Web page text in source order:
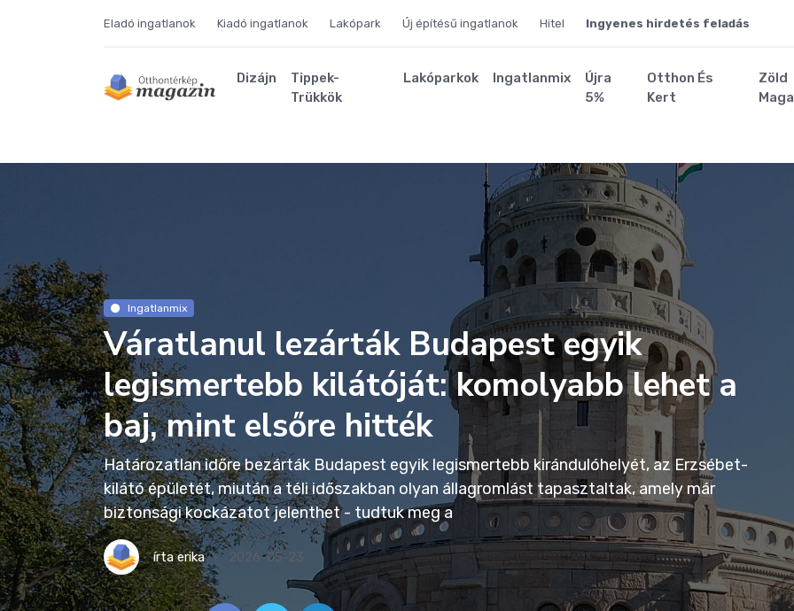
Eladó ingatlanok Kiadó ingatlanok Lakópark Új építésű ingatlanok Hitel Ingyenes hirdetés feladás
Dizájn
Tippek-
Trükkök
Lakóparkok Ingatlanmix
Újra
5%
Otthon És
Kert
Zöld
Ingatlanmix
Váratlanul lezárták Budapest egyik
legismertebb kilátóját: komolyabb lehet a
baj, mint elsőre hitték
Határozatlan időre bezárták Budapest egyik legismertebb kirándulóhelyét, az Erzsébet-
kilátó épületét, miután a téli időszakban olyan állagromlást tapasztaltak, amely már
biztonsági kockázatot jelenthet - tudtuk meg a
írtaerika 2026-05-23